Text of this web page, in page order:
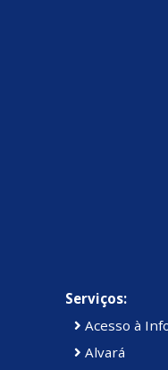
Serviços:
Acesso à
Alvará